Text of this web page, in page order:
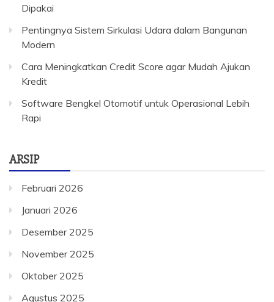
Dipakai
Pentingnya Sistem Sirkulasi Udara dalam Bangunan
Modern
Cara Meningkatkan Credit Score agar Mudah Ajukan
Kredit
Software Bengkel Otomotif untuk Operasional Lebih
Rapi
ARSIP
Februari 2026
Januari 2026
Desember 2025
November 2025
Oktober 2025
Agustus 2025